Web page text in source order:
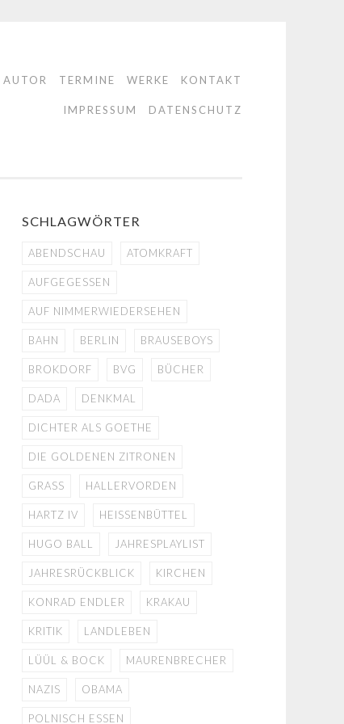
AUTOR TERMINE WERKE KONTAKT
IMPRESSUM DATENSCHUTZ
SCHLAGWÖRTER
ABENDSCHAU ATOMKRAFT
AUFGEGESSEN
AUF NIMMERWIEDERSEHEN
BAHN BERLIN BRAUSEBOYS
BROKDORF BVG BÜCHER
DADA DENKMAL
DICHTER ALS GOETHE
DIE GOLDENEN ZITRONEN
GRASS HALLERVORDEN
HARTZ IV HEISSENBÜTTEL
HUGO BALL JAHRESPLAYLIST
JAHRESRÜCKBLICK KIRCHEN
KONRAD ENDLER KRAKAU
KRITIK LANDLEBEN
LÜÜL & BOCK MAURENBRECHER
NAZIS OBAMA
POLNISCH ESSEN